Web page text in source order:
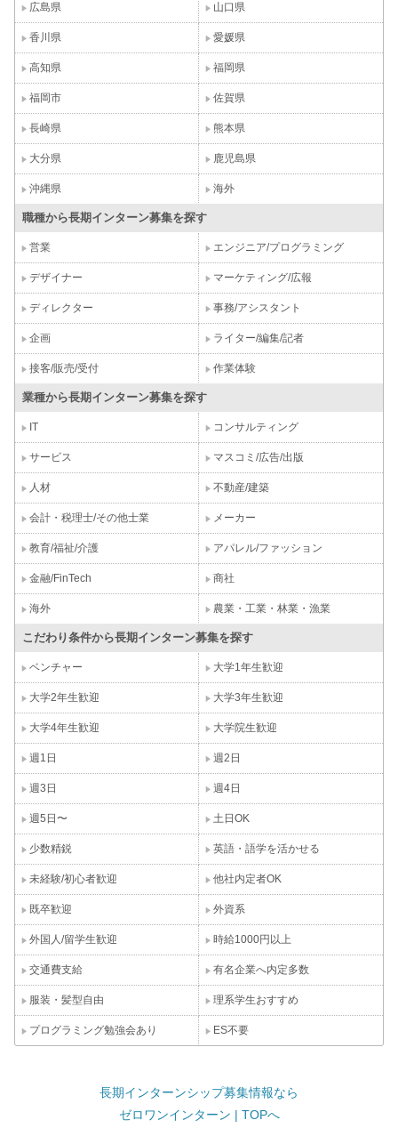
広島県 山口県
香川県 愛媛県
高知県 福岡県
福岡市 佐賀県
長崎県 熊本県
大分県 鹿児島県
沖縄県 海外
職種から長期インターン募集を探す
営業 エンジニア/プログラミング
デザイナー マーケティング/広報
ディレクター 事務/アシスタント
企画 ライター/編集/記者
接客/販売/受付 作業体験
業種から長期インターン募集を探す
IT コンサルティング
サービス マスコミ/広告/出版
人材 不動産/建築
会計・税理士/その他士業 メーカー
教育/福祉/介護 アパレル/ファッション
金融/FinTech 商社
海外 農業・工業・林業・漁業
こだわり条件から長期インターン募集を探す
ベンチャー 大学1年生歓迎
大学2年生歓迎 大学3年生歓迎
大学4年生歓迎 大学院生歓迎
週1日 週2日
週3日 週4日
週5日〜 土日OK
少数精鋭 英語・語学を活かせる
未経験/初心者歓迎 他社内定者OK
既卒歓迎 外資系
外国人/留学生歓迎 時給1000円以上
交通費支給 有名企業へ内定多数
服装・髪型自由 理系学生おすすめ
プログラミング勉強会あり ES不要
長期インターンシップ募集情報なら
ゼロワンインターン | TOPへ